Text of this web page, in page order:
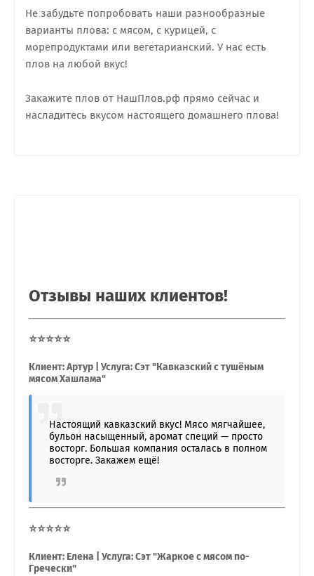
Не забудьте попробовать наши разнообразные
варианты плова: с мясом, с курицей, с
морепродуктами или вегетарианский. У нас есть
плов на любой вкус!
Закажите плов от НашПлов.рф прямо сейчас и
насладитесь вкусом настоящего домашнего плова!
Отзывы наших клиентов!
⭐⭐⭐⭐⭐
Клиент: Артур | Услуга: Сэт "Кавказский с тушёным
мясом Хашлама"
Настоящий кавказский вкус! Мясо мягчайшее,
бульон насыщенный, аромат специй — просто
восторг. Большая компания осталась в полном
восторге. Закажем ещё!
⭐⭐⭐⭐⭐
Клиент: Елена | Услуга: Сэт "Жаркое с мясом по-
Гречески"